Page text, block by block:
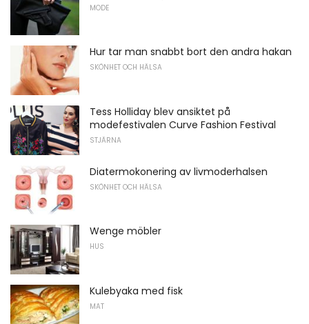
MODE
Hur tar man snabbt bort den andra hakan
SKÖNHET OCH HÄLSA
Tess Holliday blev ansiktet på
modefestivalen Curve Fashion Festival
STJÄRNA
Diatermokonering av livmoderhalsen
SKÖNHET OCH HÄLSA
Wenge möbler
HUS
Kulebyaka med fisk
MAT